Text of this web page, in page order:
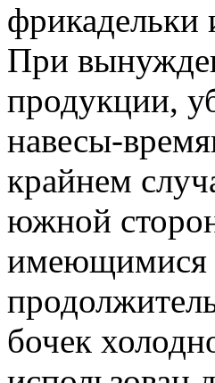
фрикадельки
При
продукции,
навесы-
крайнем
южной
имеющимися
бочек